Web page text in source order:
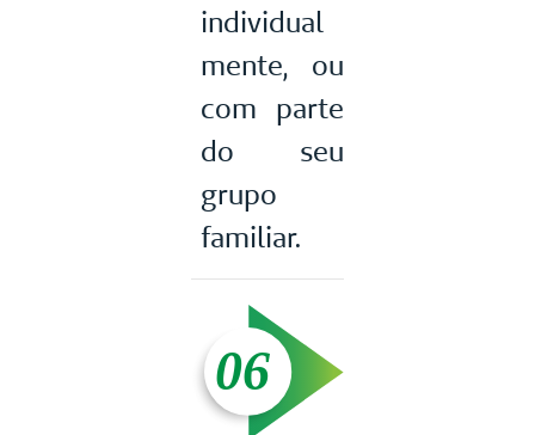
individual
mente, ou
com parte
do seu
grupo
familiar.